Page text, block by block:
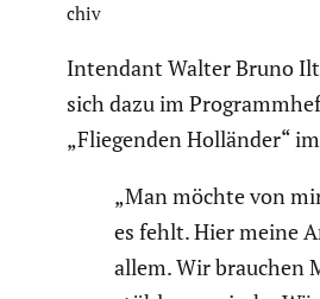
chiv
Intendant Walter Bruno
sich dazu im
„Fliegenden Holländer“
„Man möchte von
es fehlt. Hier meine
allem. Wir brauchen